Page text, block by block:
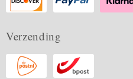
Verzending